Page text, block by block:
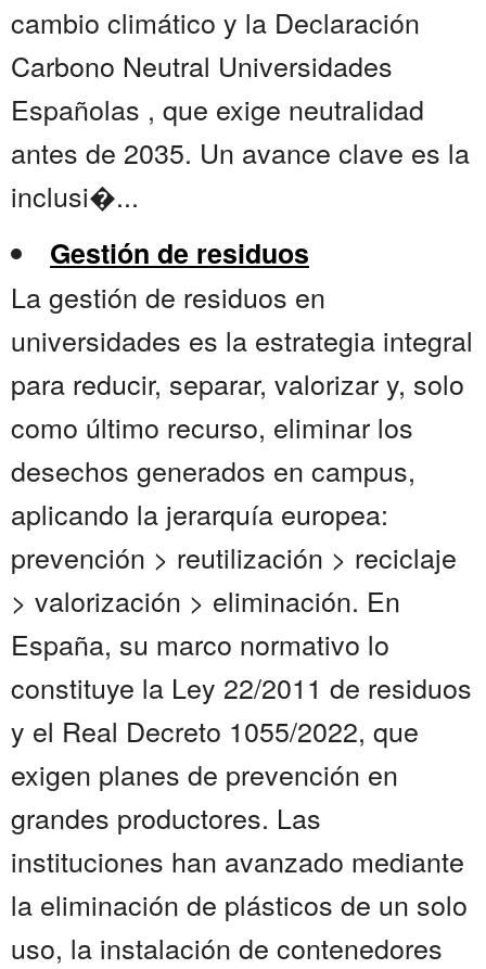
cambio climático y la Declaración
Carbono Neutral Universidades
Españolas , que exige neutralidad
antes de 2035. Un avance clave es la
inclusi�...
Gestión de residuos
La gestión de residuos en
universidades es la estrategia integral
para reducir, separar, valorizar y, solo
como último recurso, eliminar los
desechos generados en campus,
aplicando la jerarquía europea:
prevención > reutilización > reciclaje
> valorización > eliminación. En
España, su marco normativo lo
constituye la Ley 22/2011 de residuos
y el Real Decreto 1055/2022, que
exigen planes de prevención en
grandes productores. Las
instituciones han avanzado mediante
la eliminación de plásticos de un solo
uso, la instalación de contenedores